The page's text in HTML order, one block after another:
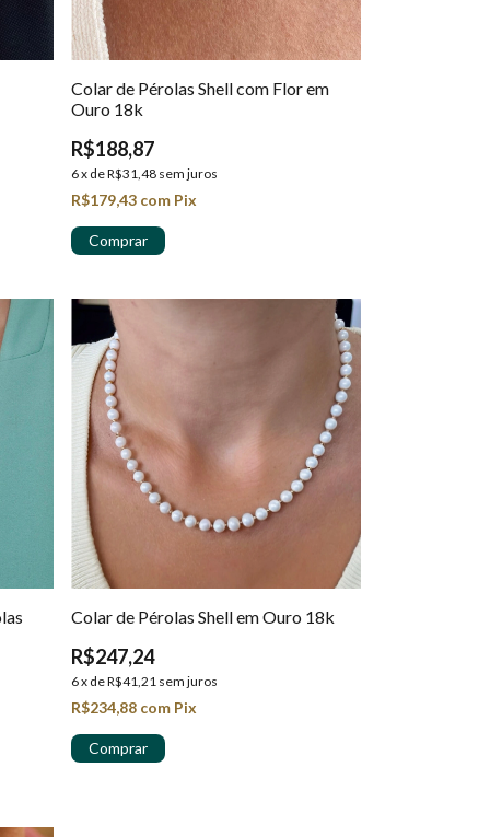
Colar de Pérolas Shell com Flor em
Ouro 18k
R$188,87
6x deR$31,48 sem juros
R$179,43 com Pix
Colar de Pérolas Shell em Ouro 18k
R$247,24
6x deR$41,21 sem juros
R$234,88 com Pix